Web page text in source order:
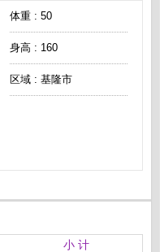
体重 : 50
身高 : 160
区域 : 基隆市
小 计